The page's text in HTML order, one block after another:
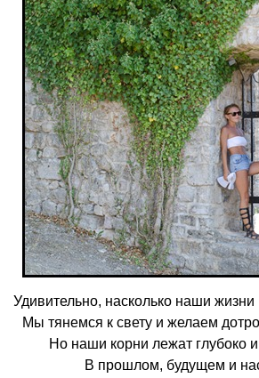
Удивительно, насколько наши
Мы тянемся к свету и желаем
Но наши корни лежат глубоко
В прошлом, будущем и